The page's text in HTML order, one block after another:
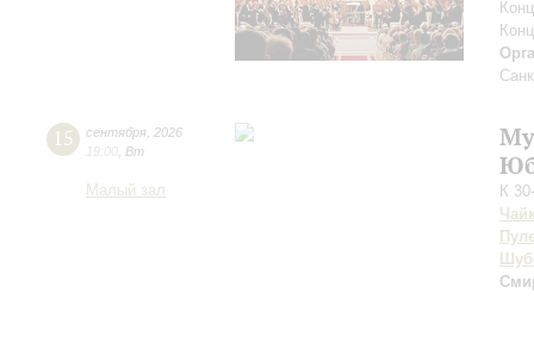
15 сентября 2026
19:00 Вт
Малый зал
К